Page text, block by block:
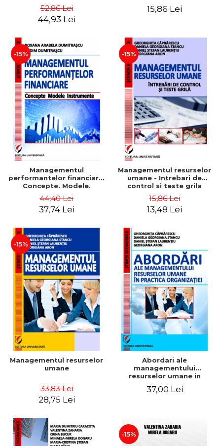
52,86 Lei
44,93 Lei
Georgiana Aron
15,86 Lei
-15%
Managementul
performantelor financiare.
Concepte. Modele.
44,40 Lei
37,74 Lei
-15%
Managementul resurselor
umane - Intrebari de
control si teste grila
15,86 Lei
13,48 Lei
-15%
Managementul resurselor
umane
33,83 Lei
28,75 Lei
Abordari ale
managementului
resurselor umane in
37,00 Lei
-15%